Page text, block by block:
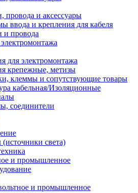
провода и аксессуары
ввода и крепления для кабеля
и провода
для электромонтажа
крепежные, метизы
клеммы и сопутствующие товары
кабельная/Изоляционные
соединители
света)
и промышленное
и промышленное